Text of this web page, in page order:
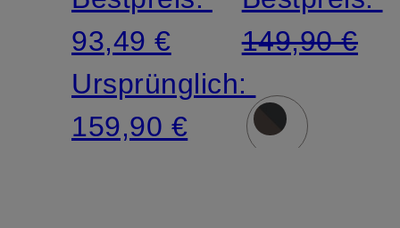
93,49 €
Ursprünglich:
159,90 €
149,90 €